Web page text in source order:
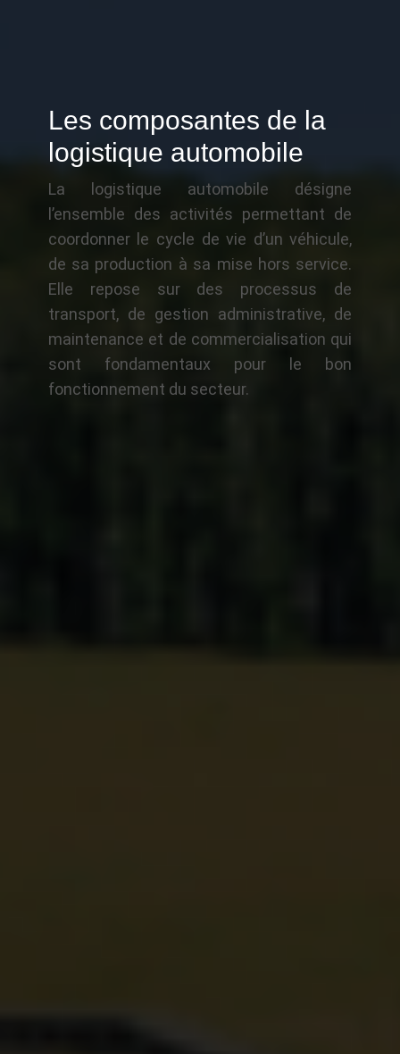
Les composantes de la
logistique automobile
La logistique automobile désigne
l’ensemble des activités permettant de
coordonner le cycle de vie d’un véhicule,
de sa production à sa mise hors service.
Elle repose sur des processus de
transport, de gestion administrative, de
maintenance et de commercialisation qui
sont fondamentaux pour le bon
fonctionnement du secteur.